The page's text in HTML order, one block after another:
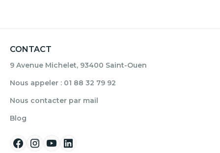
CONTACT
9 Avenue Michelet, 93400 Saint-Ouen
Nous appeler : 01 88 32 79 92
Nous contacter par mail
Blog